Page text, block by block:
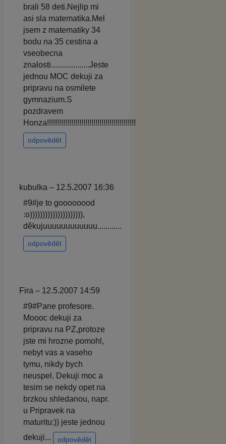
brali 58 deti.Nejlip mi
asi sla matematika.Mel
jsem z matematiky 34
bodu na 35 cestina a
vseobecna
znalosti...................Jeste
jednou MOC dekuji za
pripravu na osmilete
gymnazium.S
pozdravem
Honza!!!!!!!!!!!!!!!!!!!!!!!!!!!!!!!!!!!!!!!!!!!!
odpovědět
kubulka – 12.5.2007 16:36
#9#je to goooooood
:o))))))))))))))))))))),
děkujuuuuuuuuuuuu............
odpovědět
Fira – 12.5.2007 14:59
#9#Pane profesore.
Moooc dekuji za
pripravu na PZ,protoze
jste mi hrozne pomohl,
nebyt vas a vaseho
tymu, nikdy bych
neuspel. Dekuji moc a
tesim se nekdy opet na
brzkou shledanou, napr.
u Pripravek na
maturitu:)) jeste jednou
dekuji...
odpovědět